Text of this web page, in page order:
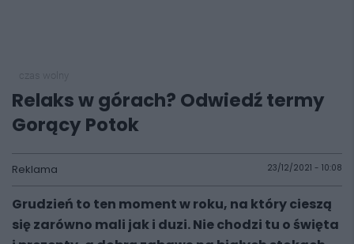
Relaks w górach? Odwiedź termy
Gorący Potok
Reklama 23/12/2021 - 10:08
Grudzień to ten moment w roku, na który cieszą
się zarówno mali jak i duzi. Nie chodzi tu o święta